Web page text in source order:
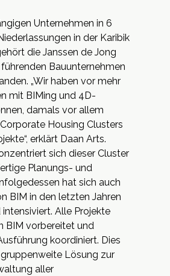
Unternehmen in 6
in der Karibik
die Janssen de Jong
Bauunternehmen
„Wir haben vor mehr
mit BIMing und 4D-
damals vor allem
Housing Clusters
erklärt Daan Arts.
sich dieser Cluster
Planungs- und
hat sich auch
BIM in den letzten Jahren
Alle Projekte
BIM vorbereitet und
koordiniert. Dies
Lösung zur
aller